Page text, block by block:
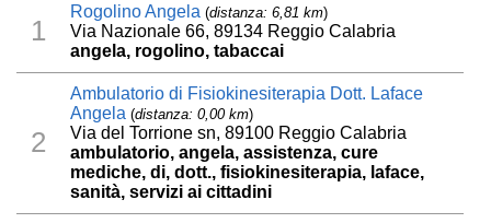
1
Rogolino Angela (distanza: 6,81 km)
Via Nazionale 66, 89134 Reggio Calabria
angela, rogolino, tabaccai
2
Ambulatorio di Fisiokinesiterapia Dott. Laface
Angela (distanza: 0,00 km)
Via del Torrione sn, 89100 Reggio Calabria
ambulatorio, angela, assistenza, cure
mediche, di, dott., fisiokinesiterapia, laface,
sanità, servizi ai cittadini